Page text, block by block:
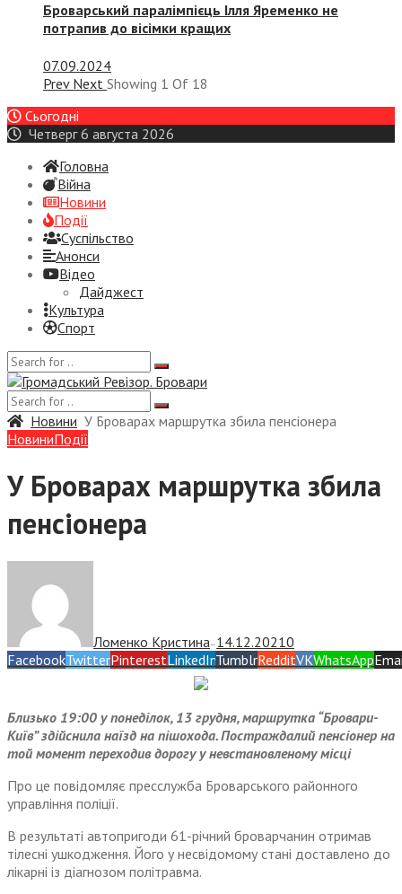
Броварський паралімпієць Ілля Яременко не
потрапив до вісімки кращих
07.09.2024
Prev Next Showing 1 Of 18
Сьогодні
Четверг 6 августа 2026
Головна
Війна
Новини
Події
Суспiльство
Анонси
Відео
Дайджест
Культура
Спорт
Новини У Броварах маршрутка збила пенсіонера
НовиниПодії
У Броварах маршрутка збила
пенсіонера
Ломенко Кристина— 14.12.20210
FacebookTwitterPinterestLinkedInTumblrRedditVKWhatsApp
Близько 19:00 у понеділок, 13 грудня, маршрутка “Бровари-
Київ” здійснила наїзд на пішохода. Постраждалий пенсіонер на
той момент переходив дорогу у невстановленому місці
Про це повідомляє пресслужба Броварського районного
управління поліції.
В результаті автопригоди 61-річний броварчанин отримав
тілесні ушкодження. Його у несвідомому стані доставлено до
лікарні із діагнозом політравма.